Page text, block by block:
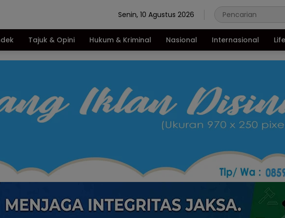
Senin, 10 Agustus 2026
Tajuk & Opini Hukum & Kriminal Nasional Internasional